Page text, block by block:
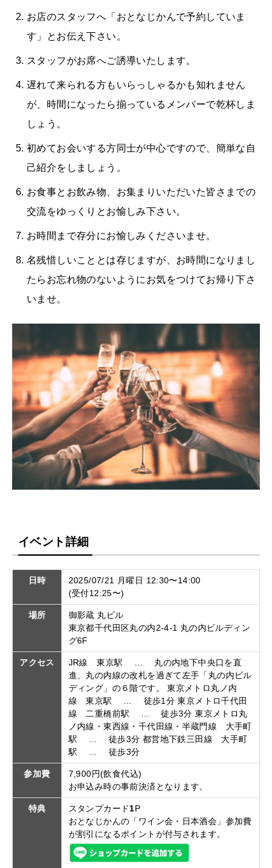
お店のスタッフへ「おとなじかんで予約していま
す」とお伝え下さい。
スタッフがお席へご誘導いたします。
遅れて来られる方もいらっしゃるかも知れません
が、時間になったら揃っているメンバーで乾杯しま
しょう。
初めてお会いする方同士が中心ですので、簡単な自
己紹介をしましょう。
お食事とお飲み物、お集まりいただいた皆さまでの
交流をゆっくりとお愉しみ下さい。
お時間まで存分にお愉しみくださいませ。
名残惜しいこととは存じますが、お時間になりまし
たらお忘れ物のないようにお気をつけてお帰り下さ
いませ。
イベント詳細
日時
2025/07/21 月曜日 12:30〜14:00
(受付12:25〜)
場所
御影蔵 丸ビル
東京都千代田区丸の内2-4-1 丸の内ビルディン
グ6F
アクセス
JR線 東京駅 … 丸の内地下中央口を直
進、丸の内線の改札を過ぎて左手「丸の内ビル
ディング」の６階です。 東京メトロ丸ノ内
線 東京駅 … 徒歩1分 東京メトロ千代田
線 二重橋前駅 … 徒歩3分 東京メトロ丸
ノ内線・東西線・千代田線・半蔵門線 大手町
駅 … 徒歩3分 都営地下鉄三田線 大手町
駅 … 徒歩3分
参加費
7,900円(飲食代込)
お申込み時の事前決済となります。
特典 スタンプカード1P
おとなじかんの「ワイン会・日本酒会」参加費
が割引になるポイントが付与されます。